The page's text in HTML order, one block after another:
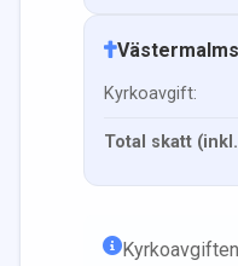
Kyrkoavgift:
Total skatt